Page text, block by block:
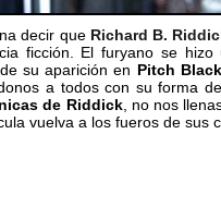
decir que Richard B.
ficción. El furyano se
su aparición en Pitch Black
a todos con su forma
de Riddick, no nos
vuelva a los fueros de sus